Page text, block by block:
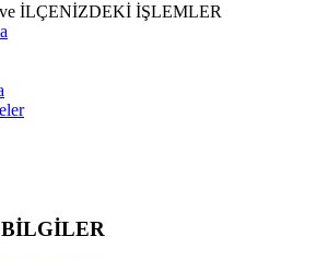
İLÇENİZDEKİ İŞLEMLER